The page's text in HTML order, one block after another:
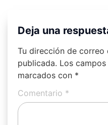
Deja una
Tu dirección de correo
publicada. Los
marcados con *
Comentario *